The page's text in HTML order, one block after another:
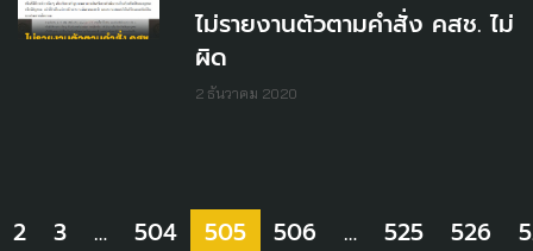
ไม่รายงานตัวตามคำสั่ง คสช. ไม่
ผิด
2 ธันวาคม 2020
2 3 … 504 505 506 … 525 526